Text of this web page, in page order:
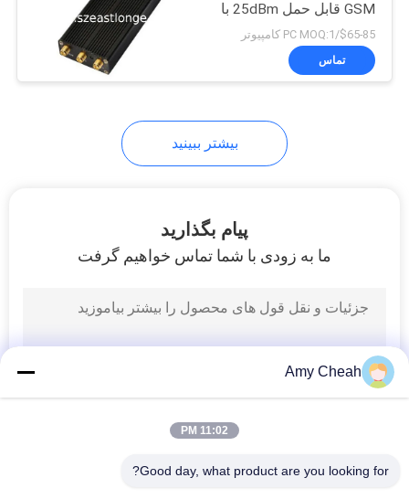
GSM قابل حمل 25dBm با
3 آنتن
$65-85/PC MOQ:1 کامپیوتر
تماس
بیشتر ببینید
پیام بگذارید
ما به زودی با شما تماس خواهیم گرفت
Amy Cheah
11:02 PM
Good day, what product are you looking for?